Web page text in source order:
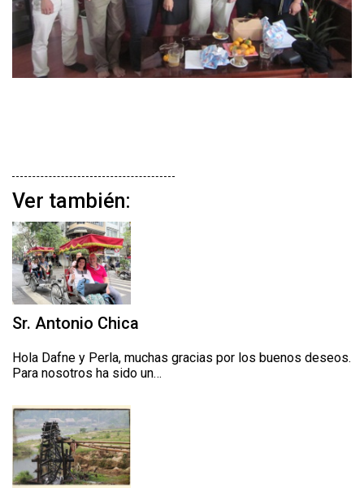
Ver también:
Sr. Antonio Chica
Hola Dafne y Perla, muchas gracias por los buenos deseos.
Para nosotros ha sido un…